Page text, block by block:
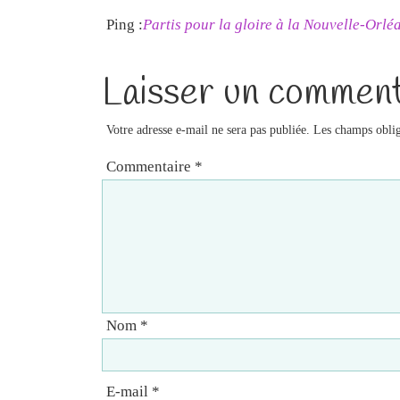
Ping :Partis pour la gloire à la Nouvelle-
Laisser un
Votre adresse e-mail ne sera pas publiée. Les champs
Commentaire *
Nom *
E-mail *